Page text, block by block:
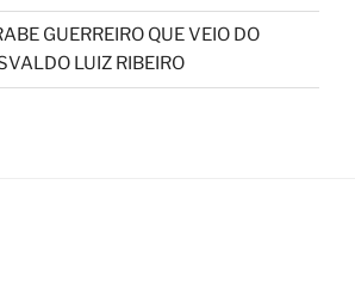
GUERREIRO QUE VEIO DO
LUIZ RIBEIRO